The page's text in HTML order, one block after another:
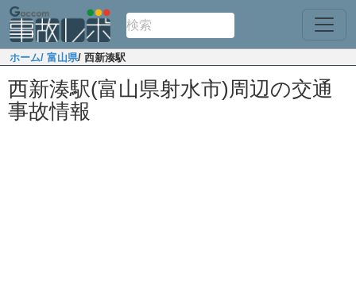
ホーム/ 富山県/ 西新湊駅
西新湊駅(富山県射水市)周辺の交通
事故情報